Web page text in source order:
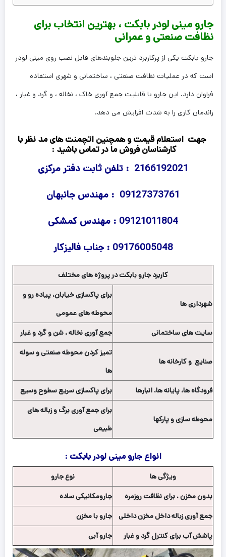
جارو مینی لودر بابکت ، بهترین انتخاب برای
نظافت صنعتی و عمرانی
جارو بابکت یکی از پرکاربرد ترین جلوبندهای قابل نصب روی مینی لودر
است که در عملیات نظافت صنعتی ، ساختمانی و شهری استفاده
فراوان دارد. این جارو با قابلیت جمع آوری خاک ، نخاله ، و گرد و غبار ،
راندمان کاری را به شدت افزایش می دهد.
جهت استعلام قیمت و همچنین اتچمنت های مد نظر با
کارشناسان فروش ما در تماس باشید :
2166192021 : تلفن ثابت دفتر مرکزی
09127373761 : مهندس جانبهان
09121011804 : مهندس کمشکی
09176005048 : جناب فالیزکار
کاربرد جارو بابکت در پروژه های مختلف
شهرداری ها
برای پاکسازی خیابان، پیاده رو و
محوطه های عمومی
سایت های ساختمانی
جمع آوری نخاله ، شن و گرد و غبار
صنایع و کارخانه ها
تمیز کردن محوطه صنعتی و سوله
ها
فرودگاه ها، پایانه ها، انبارها
برای پاکسازی سریع سطوح وسیع
محوطه سازی و پارکها
برای جمع آوری برگ و زباله های
طبیعی
انواع جارو مینی لودر بابکت :
ویژگی ها
نوع جارو
بدون مخزن ، برای نظافت روزمره
جارومکانیکی ساده
جمع آوری زباله داخل مخزن داخلی
جارو با مخزن
پاشش آب برای کنترل گرد و غبار
جارو آبی